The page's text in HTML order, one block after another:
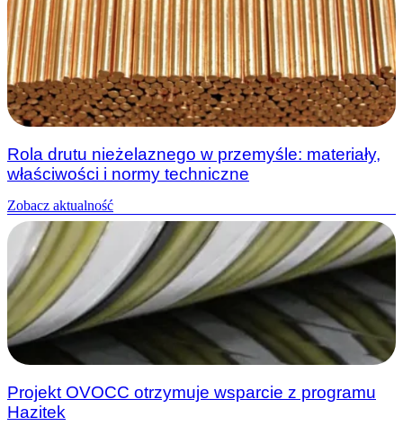
Rola drutu nieżelaznego w przemyśle: materiały,
właściwości i normy techniczne
Zobacz aktualność
Projekt OVOCC otrzymuje wsparcie z programu
Hazitek